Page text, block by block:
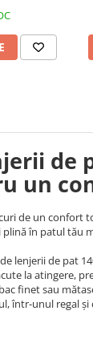
de
un
de un confort
plină în patul tău
lenjerii de pat
la atingere,
finet sau
într-unul regal și